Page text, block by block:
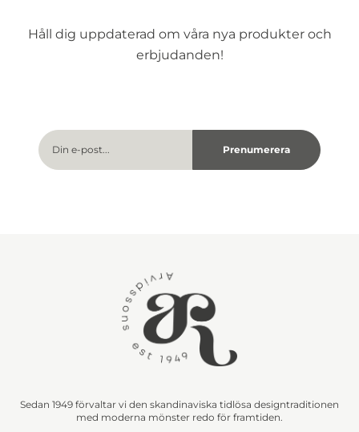
Håll dig uppdaterad om våra nya produkter och
erbjudanden!
Sedan 1949 förvaltar vi den skandinaviska tidlösa designtraditionen
med moderna mönster redo för framtiden.